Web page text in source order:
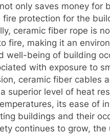
only saves money for
fire protection for the
ceramic fiber rope is
fire, making it an
well-being of building
with exposure to
ceramic fiber cables
superior level of heat
its ease of
buildings and their
continues to grow,